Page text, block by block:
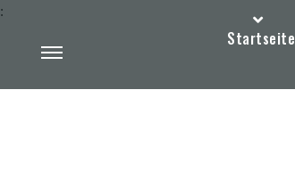
Startseite
: